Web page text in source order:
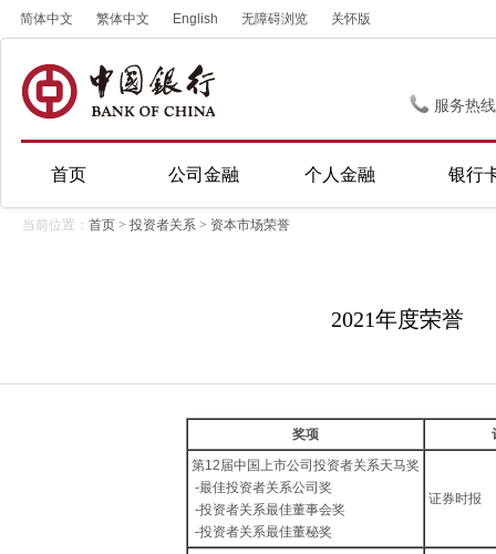
简体中文 繁体中文 English 无障碍浏览 关怀版
服务热
首页 公司金融 个人金融 银行
当前位置： 首页 > 投资者关系 > 资本市场荣誉
2021年度荣誉
奖项
第12届中国上市公司投资者关系天马奖
-最佳投资者关系公司奖
-投资者关系最佳董事会奖
-投资者关系最佳董秘奖
证券时报